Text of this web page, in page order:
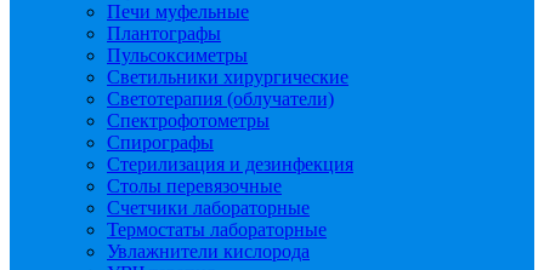
Печи муфельные
Плантографы
Пульсоксиметры
Светильники хирургические
Светотерапия (облучатели)
Спектрофотометры
Спирографы
Стерилизация и дезинфекция
Столы перевязочные
Счетчики лабораторные
Термостаты лабораторные
Увлажнители кислорода